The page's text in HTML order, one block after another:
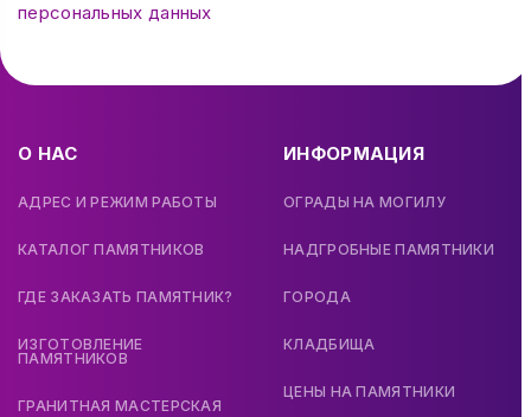
персональных данных
О НАС
АДРЕС И РЕЖИМ РАБОТЫ
КАТАЛОГ ПАМЯТНИКОВ
ГДЕ ЗАКАЗАТЬ ПАМЯТНИК?
ИЗГОТОВЛЕНИЕ
ПАМЯТНИКОВ
ГРАНИТНАЯ МАСТЕРСКАЯ
ИНФОРМАЦИЯ
ОГРАДЫ НА МОГИЛУ
НАДГРОБНЫЕ ПАМЯТНИКИ
ГОРОДА
КЛАДБИЩА
ЦЕНЫ НА ПАМЯТНИКИ